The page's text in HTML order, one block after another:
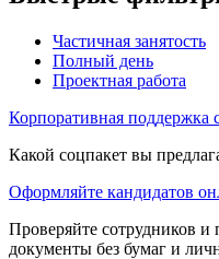
Частичная занятость
Полный день
Проектная работа
Корпоративная поддержка
Какой соцпакет вы
Оформляйте кандидатов
Проверяйте сотрудников
документы без бумаг и